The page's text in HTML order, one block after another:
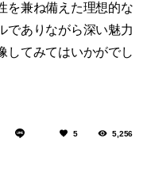
を兼ね備えた理想的な
でありながら深い魅力
してみてはいかがでし
5 5,256